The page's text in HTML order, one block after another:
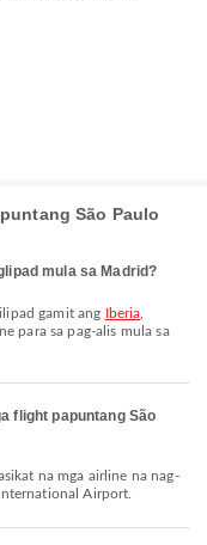
São Paulo
mula sa Madrid?
gamit ang Iberia
para sa pag-alis mula sa
flight papuntang São
na mga airline na nag-
Airport.